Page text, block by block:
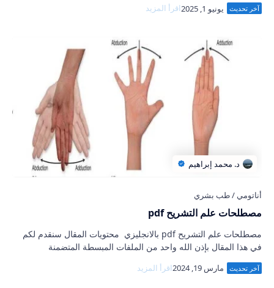
مصطلحات علم التشريح pdf
مصطلحات علم التشريح pdf بالانجليزي محتويات المقال سنقدم لكم
في هذا المقال بإذن الله واحد من الملفات المبسطة المتضمنة